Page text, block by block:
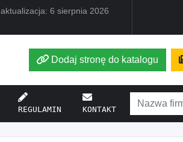
6 sierpnia 2026
Dodaj stronę do katalogu
REGULAMIN KONTAKT